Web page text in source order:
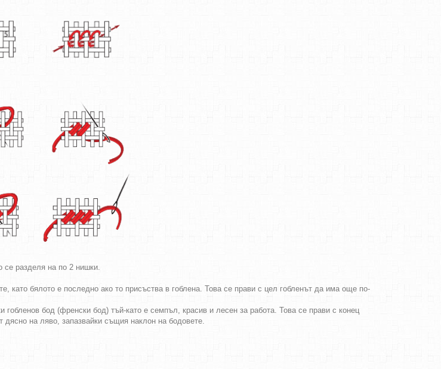
се разделя на по 2 нишки.
като бялото е последно ако то присъства в гоблена. Това се прави с цел гобленът да има още по-
гобленов бод (френски бод) тъй-като е семпъл, красив и лесен за работа. Това се прави с конец
дясно на ляво, запазвайки същия наклон на бодовете.